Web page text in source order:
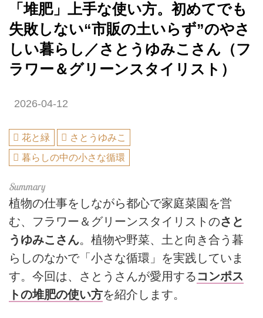
「堆肥」上手な使い方。初めてでも
失敗しない“市販の土いらず”のやさ
しい暮らし／さとうゆみこさん（フ
ラワー＆グリーンスタイリスト）
2026-04-12
花と緑
さとうゆみこ
暮らしの中の小さな循環
植物の仕事をしながら都心で家庭菜園を営
む、フラワー＆グリーンスタイリストのさと
うゆみこさん。植物や野菜、土と向き合う暮
らしのなかで「小さな循環」を実践していま
す。今回は、さとうさんが愛用する コンポス
トの堆肥の使い方を紹介します。